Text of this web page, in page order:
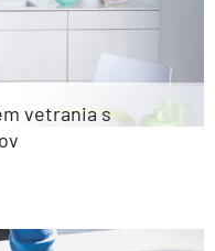
vetrania s